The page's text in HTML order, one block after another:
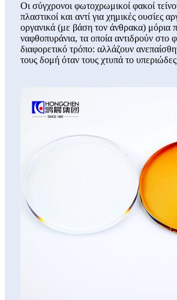
Οι σύγχρονοι φωτοχρωμικοί φακοί
πλαστικοί και αντί για χημικές ουσίες
οργανικά (με βάση τον άνθρακα) μόρια
ναφθοπυράνια, τα οποία αντιδρούν στο
διαφορετικό τρόπο: αλλάζουν
τους δομή όταν τους χτυπά το